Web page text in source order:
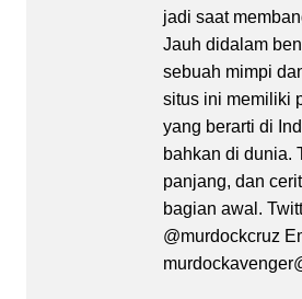
jadi saat
Jauh didalam
sebuah mimpi
situs ini memiliki
yang berarti di
bahkan di dunia.
panjang, dan
bagian awal.
@murdockcruz